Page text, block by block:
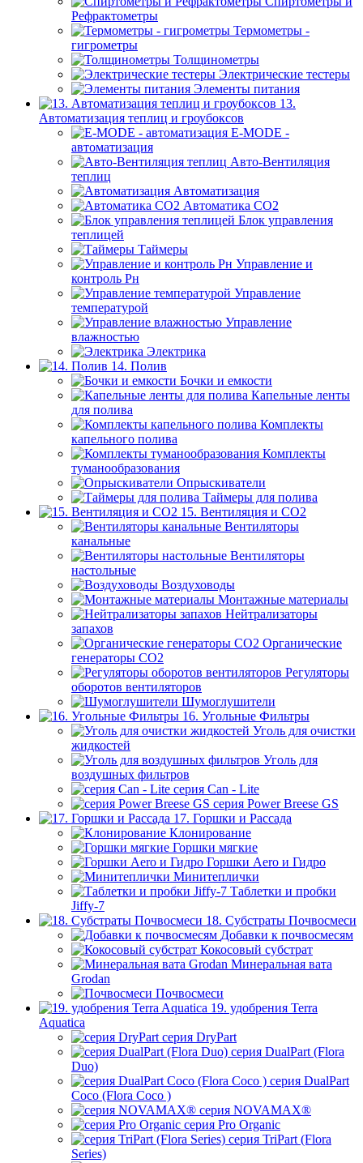
Рефрактометры
Термометры -
гигрометры
Толщинометры
Электрические тестеры
Элементы питания
13.
Автоматизация теплиц и гроубоксов
E-MODE -
автоматизация
Авто-Вентиляция
теплиц
Автоматизация
Автоматика СО2
Блок управления
теплицей
Таймеры
Управление и
контроль Рн
Управление
температурой
Управление
влажностью
Электрика
14. Полив
Бочки и емкости
Капельные ленты
для полива
Комплекты
капельного полива
Комплекты
туманообразования
Опрыскиватели
Таймеры для полива
15. Вентиляция и CO2
Вентиляторы
канальные
Вентиляторы
настольные
Воздуховоды
Монтажные материалы
Нейтрализаторы
запахов
Органические
генераторы СО2
Регуляторы
оборотов вентиляторов
Шумоглушители
16. Угольные Фильтры
Уголь для очистки
жидкостей
Уголь для
воздушных фильтров
серия Can - Lite
серия Power Breese GS
17. Горшки и Рассада
Клонирование
Горшки мягкие
Горшки Aero и Гидро
Минитеплички
Таблетки и пробки
Jiffy-7
18. Субстраты Почвосмеси
Добавки к почвосмесям
Кокосовый субстрат
Минеральная вата
Grodan
Почвосмеси
19. удобрения Terra
Aquatica
серия DryPart
серия DualPart (Flora
Duo)
серия DualPart
Coco (Flora Coco )
серия NOVAMAX®
серия Pro Organic
серия TriPart (Flora
Series)